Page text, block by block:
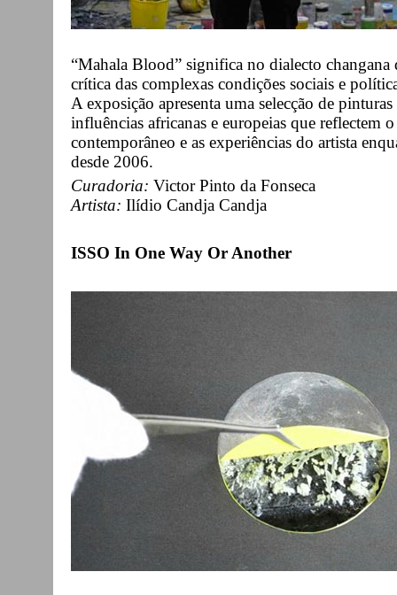
“Mahala Blood” significa no dialecto
crítica das complexas condições sociais e
A exposição apresenta uma selecção de
influências africanas e europeias que
contemporâneo e as experiências do artista
desde 2006.
Curadoria: Victor Pinto da Fonseca
Artista: Ilídio Candja Candja
ISSO In One Way Or Another